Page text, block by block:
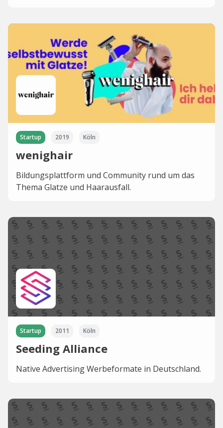
Startup 2019 Köln
wenighair
Bildungsplattform und Community rund um das
Thema Glatze und Haarausfall.
Startup 2011 Köln
Seeding Alliance
Native Advertising Werbeformate in Deutschland.